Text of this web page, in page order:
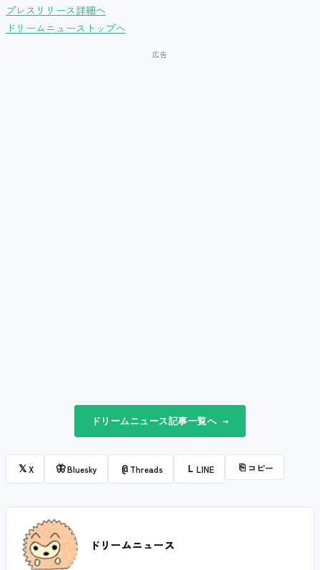
プレスリリース詳細へ
ドリームニューストップへ
ドリームニュース記事一覧へ →
𝕏X 🦋Bluesky @ Threads L LINE ⎘ コピー
ドリームニュース